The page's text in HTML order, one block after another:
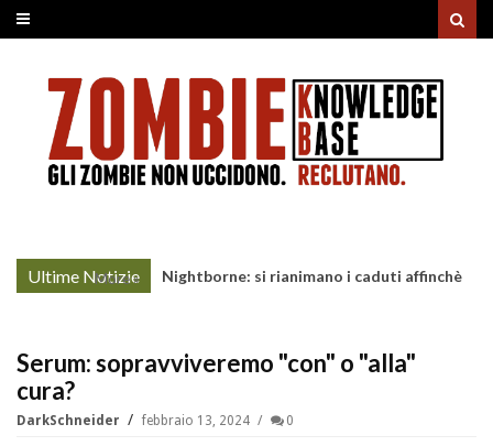
Ultime Notizie
More »
Nightborne: si rianimano i caduti affinchè
Serum: sopravviveremo "con" o "alla"
cura?
DarkSchneider febbraio 13, 2024 0